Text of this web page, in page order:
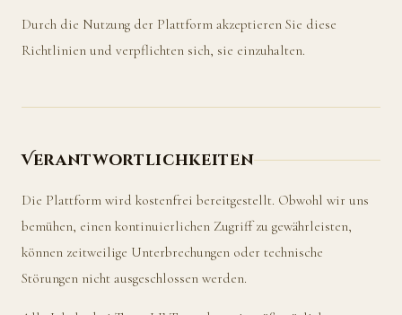
Durch die Nutzung der Plattform akzeptieren Sie diese
Richtlinien und verpflichten sich, sie einzuhalten.
Verantwortlichkeiten
Die Plattform wird kostenfrei bereitgestellt. Obwohl wir uns
bemühen, einen kontinuierlichen Zugriff zu gewährleisten,
können zeitweilige Unterbrechungen oder technische
Störungen nicht ausgeschlossen werden.